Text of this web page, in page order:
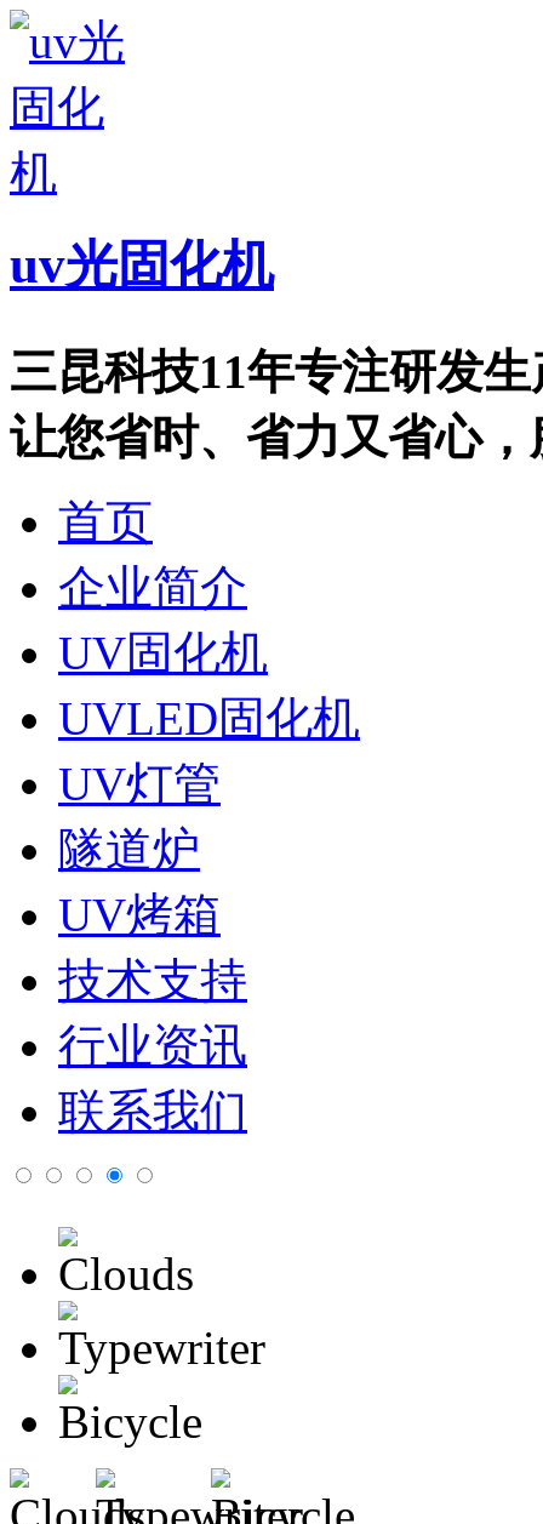
uv光固化机
三昆科技11年专注研发
让您省时、省力又省心，
首页
企业简介
UV固化机
UVLED固化机
UV灯管
隧道炉
UV烤箱
技术支持
行业资讯
联系我们